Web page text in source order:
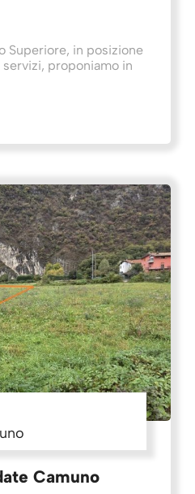
Superiore, in posizione
proponiamo in
Camuno